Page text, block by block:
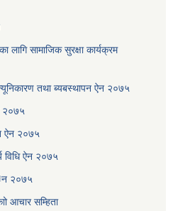
लागि सामाजिक सुरक्षा कार्यक्रम
तथा ब्यबस्थापन ऐन २०७५
२०७५
ऐन २०७५
विधि ऐन २०७५
२०७५
आचार सम्हिता